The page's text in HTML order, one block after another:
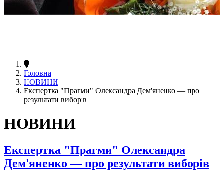
Головна
НОВИНИ
Експертка "Прагми" Олександра Дем'яненко — про
результати виборів
НОВИНИ
Експертка "Прагми" Олександра
Дем'яненко — про результати виборів